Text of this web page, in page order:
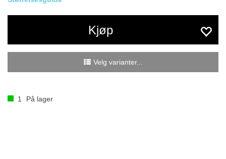
Kjøp
Velg varianter...
1 På lager